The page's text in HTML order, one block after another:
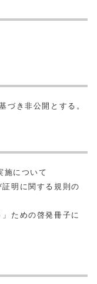
づき非公開とする。
施について
証明に関する規則の
ための啓発冊子に